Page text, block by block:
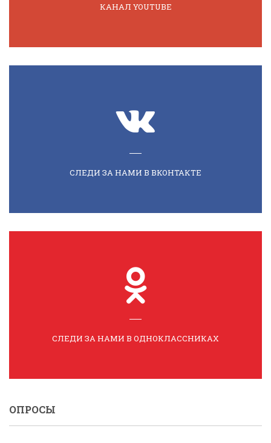
КАНАЛ YOUTUBE
СЛЕДИ ЗА НАМИ В ВКОНТАКТЕ
СЛЕДИ ЗА НАМИ В ОДНОКЛАССНИКАХ
ОПРОСЫ